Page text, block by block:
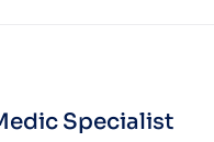
Specialist